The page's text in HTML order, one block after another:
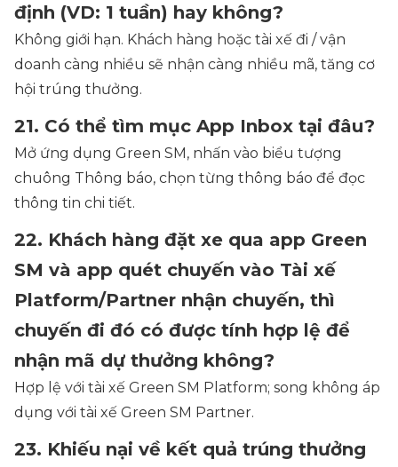
định (VD: 1 tuần) hay không?
Không giới hạn. Khách hàng hoặc tài xế đi / vận
doanh càng nhiều sẽ nhận càng nhiều mã, tăng cơ
hội trúng thưởng.
21. Có thể tìm mục App Inbox tại đâu?
Mở ứng dụng Green SM, nhấn vào biểu tượng
chuông Thông báo, chọn từng thông báo để đọc
thông tin chi tiết.
22. Khách hàng đặt xe qua app Green
SM và app quét chuyến vào Tài xế
Platform/Partner nhận chuyến, thì
chuyến đi đó có được tính hợp lệ để
nhận mã dự thưởng không?
Hợp lệ với tài xế Green SM Platform; song không áp
dụng với tài xế Green SM Partner.
23. Khiếu nại về kết quả trúng thưởng